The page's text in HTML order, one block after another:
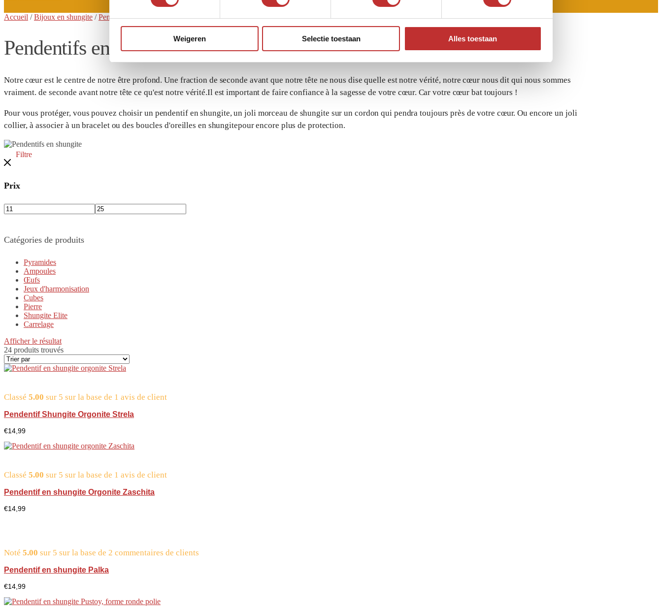
Weigeren Selectie toestaan Alles toestaan
Accueil /Bijoux en shungite /Pendentifs en shungite/ Page2
Pendentifs en shungite
Notre cœur est le centre de notre être profond. Une fraction de seconde avant que notre tête ne nous dise quelle est notre vérité, notre cœur nous dit qui nous sommes
vraiment.de seconde avant notre tête ce qu'est notre vérité.Il est important de faire confiance à la sagesse de votre cœur. Car votre cœur bat toujours !
Pour vous protéger, vous pouvez choisir un pendentif en shungite, unjoli morceau de shungite sur un cordon qui pendra toujours près de votre cœur.Ou encore un joli
collier, à associer à un bracelet ou des boucles d'oreilles en shungitepour encore plus de protection.
Filtre
Prix
Catégories de produits
Pyramides
Ampoules
Œufs
Jeux d'harmonisation
Cubes
Pierre
Shungite Elite
Carrelage
Afficher le résultat
24 produits trouvés
Classé 5.00 sur 5 sur la base de 1 avis de client
Pendentif Shungite Orgonite Strela
€14,99
Classé 5.00 sur 5 sur la base de 1 avis de client
Pendentif en shungite Orgonite Zaschita
€14,99
Noté 5.00 sur 5 sur la base de 2 commentaires de clients
Pendentif en shungite Palka
€14,99